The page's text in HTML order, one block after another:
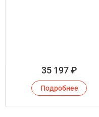
35 197₽
Подробнее